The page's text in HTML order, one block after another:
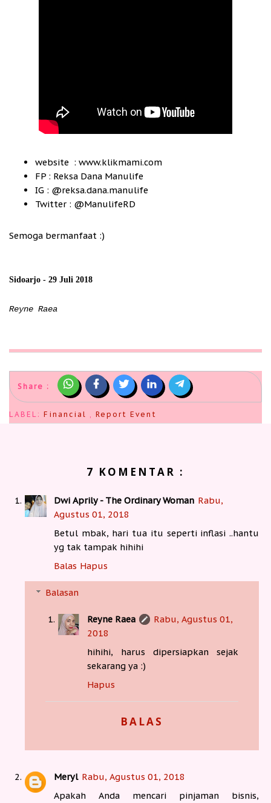
website : www.klikmami.com
FP : Reksa Dana Manulife
IG : @reksa.dana.manulife
Twitter : @ManulifeRD
Semoga bermanfaat :)
Sidoarjo - 29 Juli 2018
Reyne Raea
Share :
LABEL: Financial Report Event
7 KOMENTAR :
Dwi Aprily - The Ordinary Woman Rabu,
Agustus 01, 2018
Betul mbak, hari tua itu seperti inflasi ..hantu
yg tak tampak hihihi
Balas Hapus
Balasan
Reyne Raea
Rabu, Agustus 01,
2018
hihihi, harus dipersiapkan sejak
sekarang ya :)
Hapus
BALAS
Meryl Rabu, Agustus 01, 2018
Apakah Anda mencari pinjaman bisnis,